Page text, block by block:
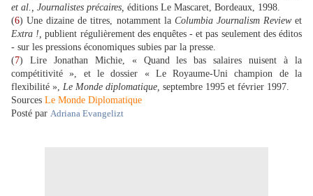
et al., Journalistes précaires, éditions Le Mascaret, Bordeaux, 1998.
(6) Une dizaine de titres, notamment la Columbia Journalism Reviewet
Extra !,publient régulièrement des enquêtes - et pas seulement des éditos
- sur les pressions économiques subies par la presse.
(7) Lire Jonathan Michie, « Quand les bas salaires nuisent à la
compétitivité », et le dossier « Le Royaume-Uni champion de la
flexibilité », Le Monde diplomatique, septembre 1995 et février 1997.
Sources Le Monde Diplomatique
Posté par Adriana Evangelizt